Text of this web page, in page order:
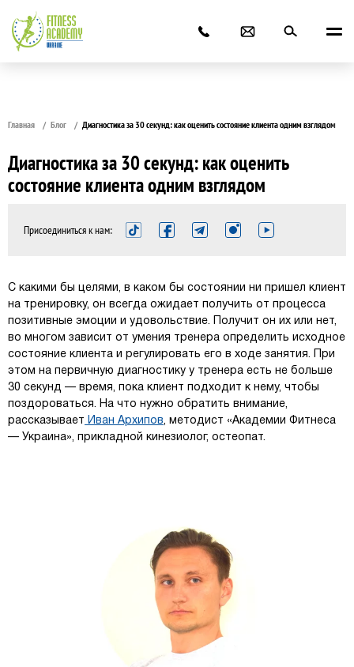
Главная Блог Диагностика за 30 секунд: как оценить состояние клиента одним взглядом
Диагностика за 30 секунд: как оценить
состояние клиента одним взглядом
Присоединиться к нам:
С какими бы целями, в каком бы состоянии ни пришел клиент
на тренировку, он всегда ожидает получить от процесса
позитивные эмоции и удовольствие. Получит он их или нет,
во многом зависит от умения тренера определить исходное
состояние клиента и регулировать его в ходе занятия. При
этом на первичную диагностику у тренера есть не больше
30 секунд — время, пока клиент подходит к нему, чтобы
поздороваться. На что нужно обратить внимание,
рассказывает Иван Архипов, методист «Академии Фитнеса
— Украина», прикладной кинезиолог, остеопат.